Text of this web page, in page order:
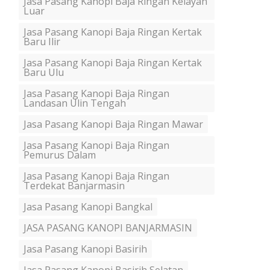
Luar
Jasa Pasang Kanopi Baja Ringan Kertak
Baru Ilir
Jasa Pasang Kanopi Baja Ringan Kertak
Baru Ulu
Jasa Pasang Kanopi Baja Ringan
Landasan Ulin Tengah
Jasa Pasang Kanopi Baja Ringan Mawar
Jasa Pasang Kanopi Baja Ringan
Pemurus Dalam
Jasa Pasang Kanopi Baja Ringan
Terdekat Banjarmasin
Jasa Pasang Kanopi Bangkal
JASA PASANG KANOPI BANJARMASIN
Jasa Pasang Kanopi Basirih